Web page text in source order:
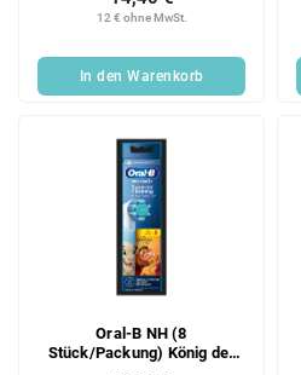
12 € ohne MwSt.
In den Warenkorb
Oral-B NH (8
Stück/Packung) König der